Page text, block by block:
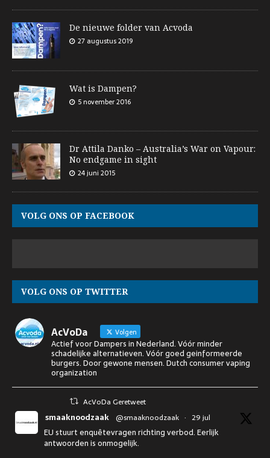
De nieuwe folder van Acvoda
27 augustus 2019
Wat is Dampen?
5 november 2016
Dr Attila Danko – Australia’s War on Vapour:
No endgame in sight
24 juni 2015
VOLG ONS OP FACEBOOK
VOLG ONS OP TWITTER
AcVoDa Volgen
Actief voor Dampers in Nederland. Vóór minder
schadelijke alternatieven. Vóór goed geinformeerde
burgers. Door gewone mensen. Dutch consumer vaping
organization
AcVoDa Geretweet
smaaknoodzaak @smaaknoodzaak · 29 jul
EU stuurt enquêtevragen richting verbod. Eerlijk
antwoorden is onmogelijk.